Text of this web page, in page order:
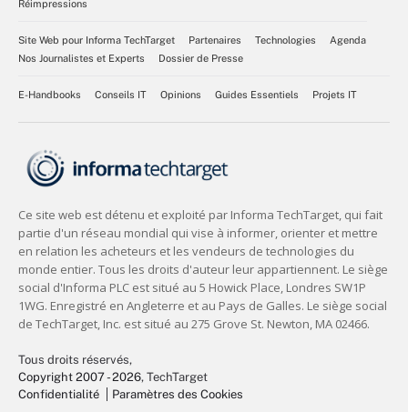
Réimpressions
Site Web pour Informa TechTarget Partenaires Technologies
Agenda
Nos Journalistes et Experts
Dossier de Presse
E-Handbooks Conseils IT Opinions Guides Essentiels Projets IT
Tous droits réservés,
Copyright 2007 - 2026, TechTarget
Confidentialité
Paramètres des Cookies